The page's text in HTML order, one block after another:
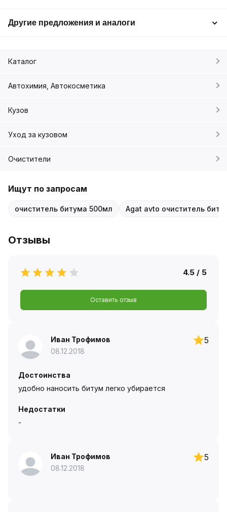
Другие предложения и аналоги
Каталог
Автохимия, Автокосметика
Кузов
Уход за кузовом
Очистители
Ищут по запросам
очиститель битума 500мл Agat avto очиститель
Отзывы
4.5 / 5
Оставить отзыв
Иван Трофимов
08.12.2018
5
Достоинства
удобно наносить битум легко убирается
Недостатки
-
Иван Трофимов
08.12.2018
5